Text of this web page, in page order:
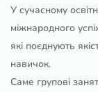
У сучасному
міжнародного
які поєднують
навичок.
Саме групові